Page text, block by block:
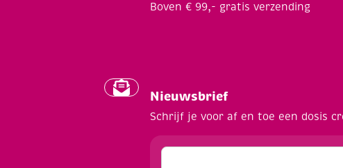
Boven € 99,- gratis verzending
Nieuwsbrief
Schrijf je voor af en toe een dosis